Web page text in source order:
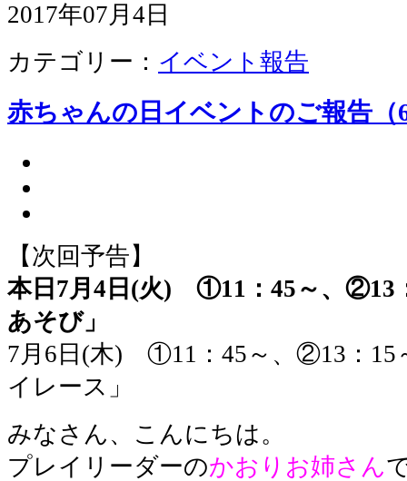
2017年07月4日
カテゴリー： イベント報告
赤ちゃんの日イベントのご報告（
【次回予告】
本日7月4日(火) ①11：45～、②13
あそび」
7月6日(木) ①11：45～、②13：15
イレース」
みなさん、こんにちは。
プレイリーダーのかおりお姉さん